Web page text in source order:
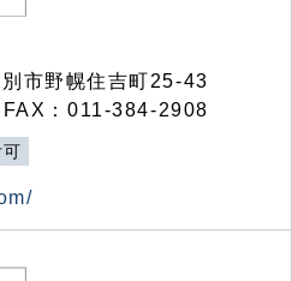
市野幌住吉町25-43
：011-384-2908
可